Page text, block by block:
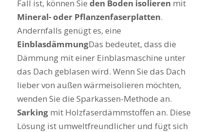
Fall ist, können Sie den Boden isolieren mit
Mineral- oder Pflanzenfaserplatten.
Andernfalls genügt es, eine
EinblasdämmungDas bedeutet, dass die
Dämmung mit einer Einblasmaschine unter
das Dach geblasen wird. Wenn Sie das Dach
lieber von außen wärmeisolieren möchten,
wenden Sie die Sparkassen-Methode an.
Sarking mit Holzfaserdämmstoffen an. Diese
Lösung ist umweltfreundlicher und fügt sich